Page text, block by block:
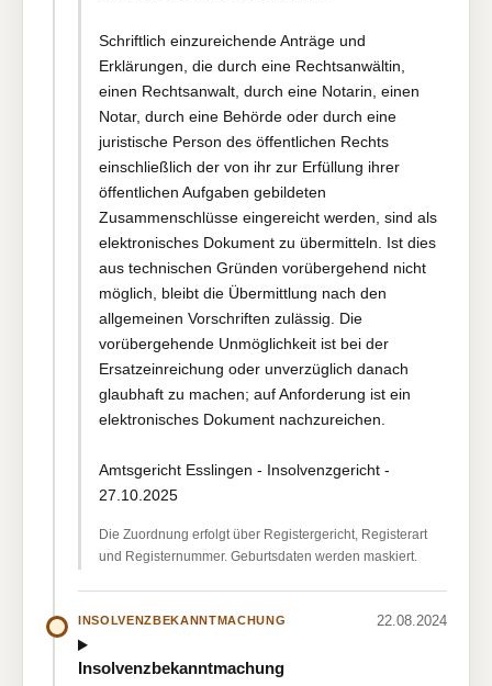
Schriftlich einzureichende Anträge und
Erklärungen, die durch eine Rechtsanwältin,
einen Rechtsanwalt, durch eine Notarin, einen
Notar, durch eine Behörde oder durch eine
juristische Person des öffentlichen Rechts
einschließlich der von ihr zur Erfüllung ihrer
öffentlichen Aufgaben gebildeten
Zusammenschlüsse eingereicht werden, sind als
elektronisches Dokument zu übermitteln. Ist dies
aus technischen Gründen vorübergehend nicht
möglich, bleibt die Übermittlung nach den
allgemeinen Vorschriften zulässig. Die
vorübergehende Unmöglichkeit ist bei der
Ersatzeinreichung oder unverzüglich danach
glaubhaft zu machen; auf Anforderung ist ein
elektronisches Dokument nachzureichen.
Amtsgericht Esslingen - Insolvenzgericht -
27.10.2025
Die Zuordnung erfolgt über Registergericht, Registerart
und Registernummer. Geburtsdaten werden maskiert.
INSOLVENZBEKANNTMACHUNG 22.08.2024
Insolvenzbekanntmachung